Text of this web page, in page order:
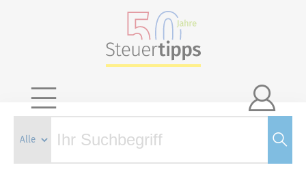
